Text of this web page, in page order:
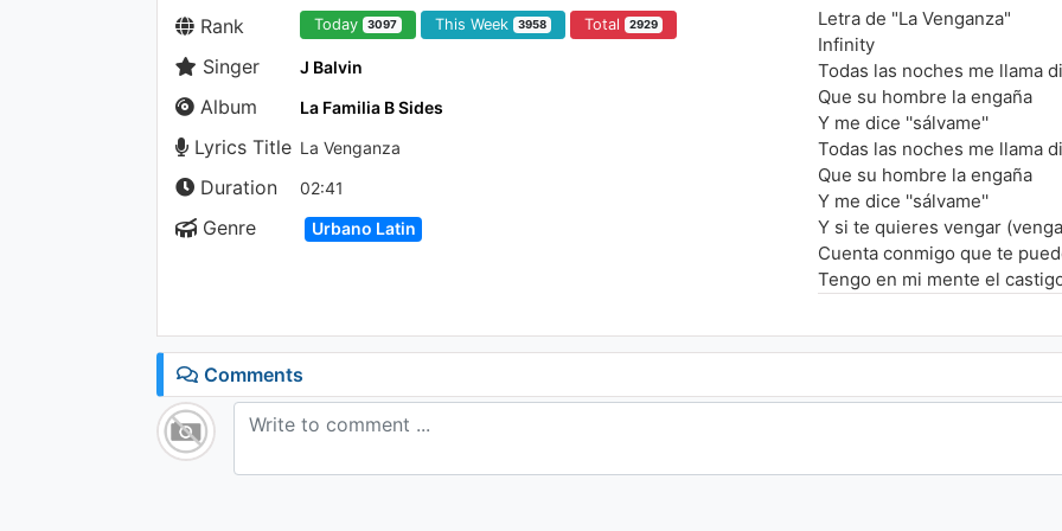
Rank Today 3097 This Week 3958 Total 2929
Singer J Balvin
Album La Familia B Sides
Lyrics Title La Venganza
Duration 02:41
Genre Urbano Latin
Letra de "La Venganza"
Infinity
Todas las noches me llama
Que su hombre la engaña
Y me dice ''sálvame''
Todas las noches me llama
Que su hombre la engaña
Y me dice ''sálvame''
Y si te quieres vengar
Cuenta conmigo que te
Tengo en mi mente el
El peligro es que te vas a
Y si te quieres vengar
Cuenta conmigo que te
El peligro es que te vas a
Comments